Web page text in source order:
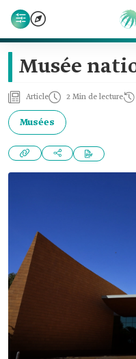
Musée
Article 2 Min de lecture
Musées